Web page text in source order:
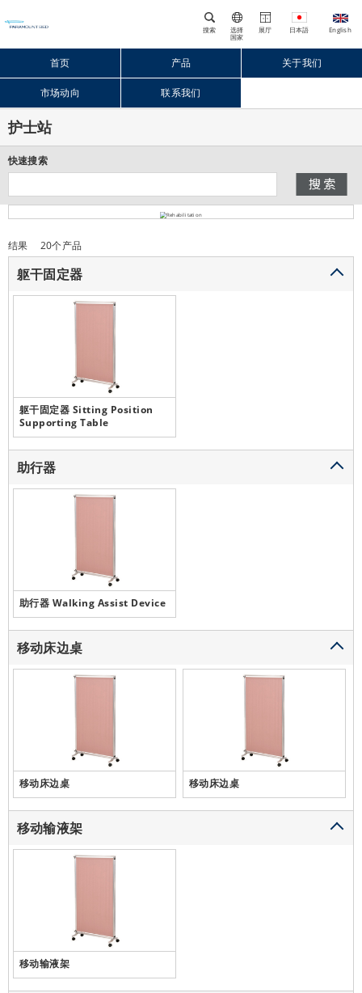
搜索
选择
国家
展厅
Close
首页 产品 关于我们
市场动向 联系我们
护士站
快速搜索
结果 20个产品
躯干固定器
躯干固定器 Sitting Position
Supporting Table
助行器
助行器 Walking Assist Device
移动床边桌
移动床边桌 移动床边桌
移动输液架
移动输液架